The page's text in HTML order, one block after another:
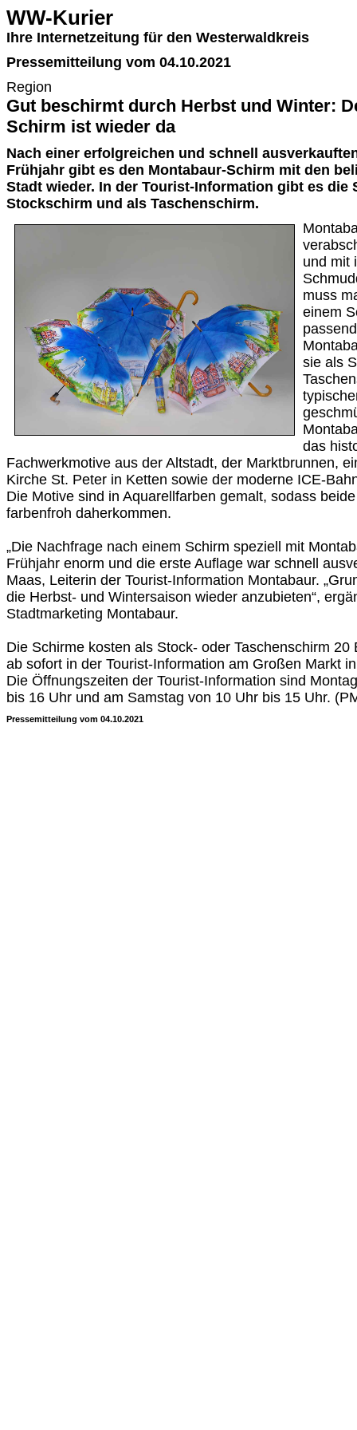
WW-Kurier
Ihre Internetzeitung für den Westerwaldkreis
Pressemitteilung vom 04.10.2021
Region
Gut beschirmt durch Herbst und Winter:
Schirm ist wieder da
Nach einer erfolgreichen und schnell
Frühjahr gibt es den Montabaur-Schirm mit den
Stadt wieder. In der Tourist-Information gibt es die
Stockschirm und als Taschenschirm.
und mit
muss
einem
sie als
das
Fachwerkmotive aus der Altstadt, der Marktbrunnen,
Kirche St. Peter in Ketten sowie der moderne ICE-
Die Motive sind in Aquarellfarben gemalt, sodass
farbenfroh daherkommen.
„Die Nachfrage nach einem Schirm speziell mit
Frühjahr enorm und die erste Auflage war schnell
Maas, Leiterin der Tourist-Information Montabaur.
die Herbst- und Wintersaison wieder anzubieten“,
Stadtmarketing Montabaur.
Die Schirme kosten als Stock- oder Taschenschirm 20
ab sofort in der Tourist-Information am Großen Markt
Die Öffnungszeiten der Tourist-Information sind
bis 16 Uhr und am Samstag von 10 Uhr bis 15 Uhr.
Pressemitteilung vom 04.10.2021